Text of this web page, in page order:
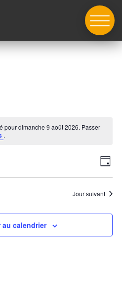
pour dimanche 9 août 2026. Passer
.
par
de
Jour
Jour suivant
au calendrier